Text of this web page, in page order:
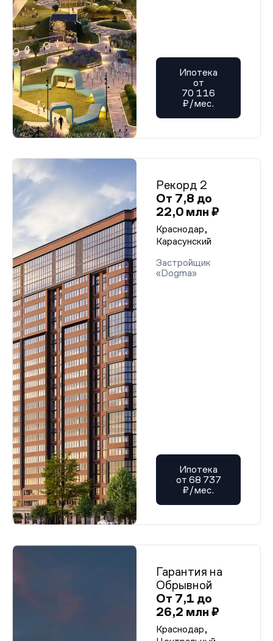
Ипотека
от
70 116
₽/мес.
Рекорд 2
От 7,8 до
22,0 млн ₽
Краснодар,
Карасунский
Застройщик
«Dogma»
Ипотека
от 68 737
₽/мес.
Гарантия на
Обрывной
От 7,1 до
26,2 млн ₽
Краснодар,